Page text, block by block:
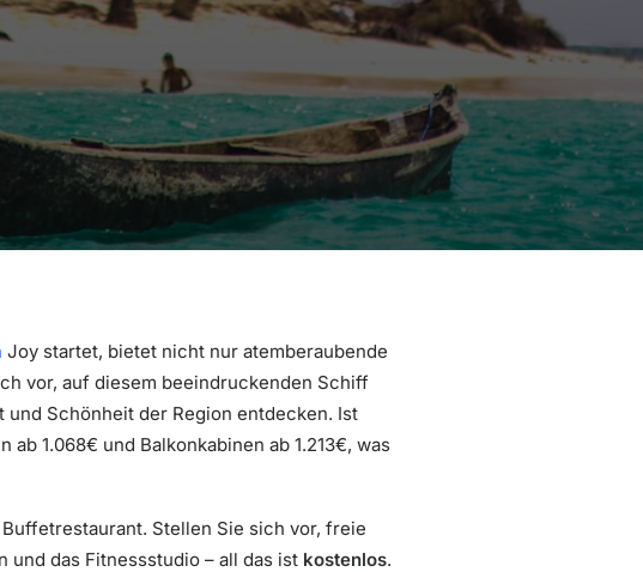
Joy startet, bietet nicht nur atemberaubende
vor, auf diesem beeindruckenden Schiff
Schönheit der Region entdecken. Ist
1.068€ und Balkonkabinen ab 1.213€, was
Stellen Sie sich vor, freie
das Fitnessstudio – all das ist kostenlos.